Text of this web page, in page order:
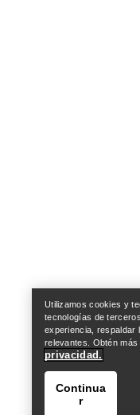
Utilizamos cookies y
tecnologías de
experiencia, respaldar
relevantes. Obtén
privacidad.
Continua
r